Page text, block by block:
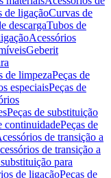
de ligaçãoCurvas de
descargaTubos de
Acessórios
Geberit
de limpezaPeças de
especiaisPeças de
Peças de substituição
continuidadePeças de
de transição a
de transição a
para
de ligaçãoPeças de